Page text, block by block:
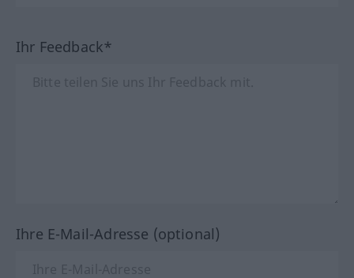
Ihr Feedback*
Ihre E-Mail-Adresse (optional)